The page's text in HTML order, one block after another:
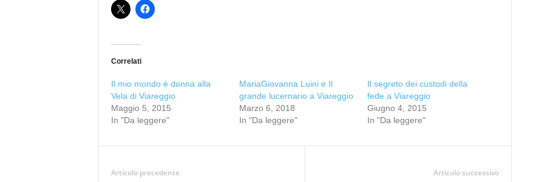
Correlati
Il mio mondo è donna alla
Vela di Viareggio
Maggio 5, 2015
In "Da leggere"
MariaGiovanna Luini e Il
grande lucernario a Viareggio
Marzo 6, 2018
In "Da leggere"
Il segreto dei custodi della
fede a Viareggio
Giugno 4, 2015
In "Da leggere"
Articolo precedente Articolo successivo